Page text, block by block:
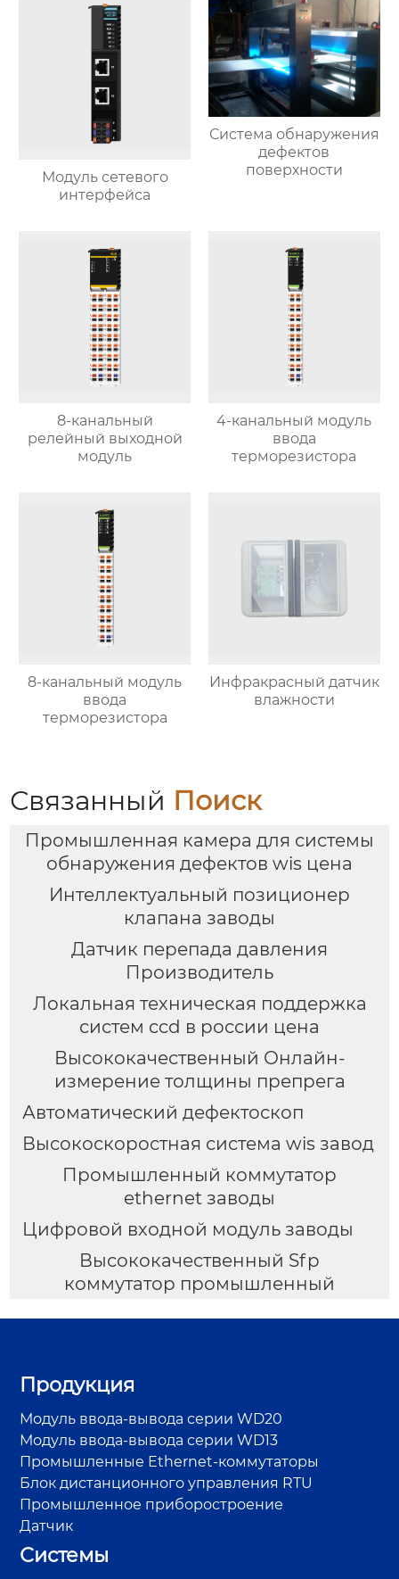
Модуль сетевого
интерфейса
Система обнаружения
дефектов
поверхности
8-канальный
релейный выходной
модуль
4-канальный модуль
ввода
терморезистора
8-канальный модуль
ввода
терморезистора
Инфракрасный датчик
влажности
Связанный Поиск
Промышленная камера для системы
обнаружения дефектов wis цена
Интеллектуальный позиционер
клапана заводы
Датчик перепада давления
Производитель
Локальная техническая поддержка
систем ccd в россии цена
Высококачественный Онлайн-
измерение толщины препрега
Автоматический дефектоскоп
Высокоскоростная система wis завод
Промышленный коммутатор
ethernet заводы
Цифровой входной модуль заводы
Высококачественный Sfp
коммутатор промышленный
Продукция
Модуль ввода-вывода серии WD20
Модуль ввода-вывода серии WD13
Промышленные Ethernet-коммутаторы
Блок дистанционного управления RTU
Промышленное приборостроение
Датчик
Системы